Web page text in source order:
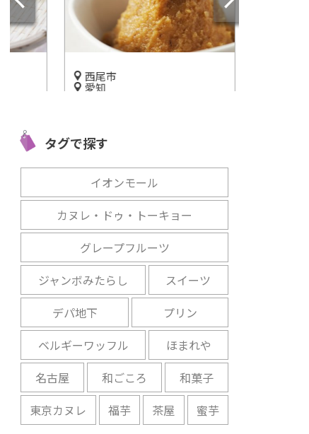
名古屋にいながらいろいろな
花や緑と出会える！「久屋大
通庭園フラリエ」
山々を見渡す大牧場
「ふれあい牧場」で
されよう♡
西尾市
愛知
ーく」
タグで探す
イオンモール
カヌレ・ドゥ・トーキョー
グレープフルーツ
ジャンボみたらし
スイーツ
デパ地下
プリン
ベルギーワッフル
ほまれや
名古屋
和ごころ
和菓子
東京カヌレ
福芋 茶屋 蜜芋